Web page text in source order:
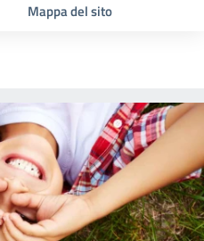
Mappa del sito